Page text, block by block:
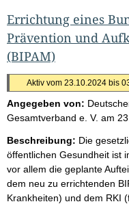
Errichtung eines
Prävention und
(BIPAM)
Aktiv vom 23.10.2024 bis
Angegeben von:
Gesamtverband e. V. am
Beschreibung: Die
öffentlichen Gesundheit ist
vor allem die geplante
dem neu zu errichtenden
Krankheiten) und dem RKI